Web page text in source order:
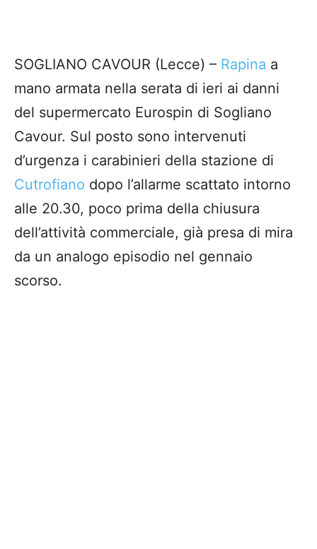
SOGLIANO CAVOUR (Lecce) – Rapina a
mano armata nella serata di ieri ai danni
del supermercato Eurospin di Sogliano
Cavour. Sul posto sono intervenuti
d’urgenza i carabinieri della stazione di
Cutrofiano dopo l’allarme scattato intorno
alle 20.30, poco prima della chiusura
dell’attività commerciale, già presa di mira
da un analogo episodio nel gennaio
scorso.